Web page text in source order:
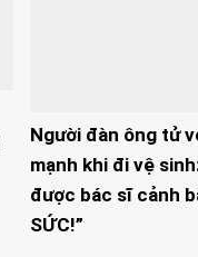
Người đàn ông tử
mạnh khi đi vệ
được bác sĩ cảnh
SỨC!”